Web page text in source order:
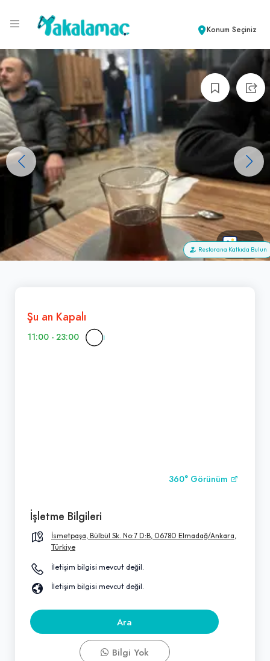
Konum Seçiniz
+14
Restorana Katkıda Bulun
Şu an Kapalı
11:00 - 23:00
360° Görünüm
İşletme Bilgileri
İsmetpaşa, Bülbül Sk. No:7 D:B, 06780 Elmadağ/Ankara,
Türkiye
İletişim bilgisi mevcut değil.
İletişim bilgisi mevcut değil.
Ara
Bilgi Yok